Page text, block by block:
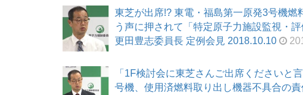
東芝が出席!? 東電・福島第一原発3号機
う声に押されて「特定原子力施設監視・
更田豊志委員長 定例会見 2018.10.10
「1F検討会に東芝さんご出席くださいと
号機、使用済燃料取り出し機器不具合の